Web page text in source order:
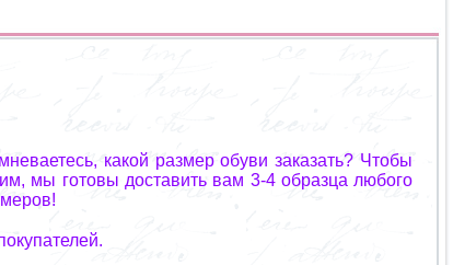
какой размер обуви заказать? Чтобы
мы готовы доставить вам 3-4 образца любого